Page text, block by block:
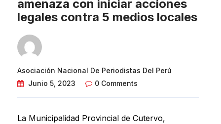
amenaza con iniciar acciones
legales contra 5 medios locales
Asociación Nacional De Periodistas Del Perú
Junio 5, 2023
0 Comments
La Municipalidad Provincial de Cutervo,